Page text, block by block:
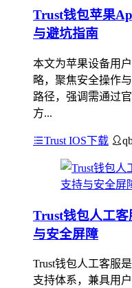
Trust钱包苹果
与避坑指南
本文为苹果设备用
略，聚焦安全操作
路径，强调需通过
方...
Trust IOS下载
Trust钱包人工
与安全屏障
Trust钱包人工客服
支持体系，兼具用